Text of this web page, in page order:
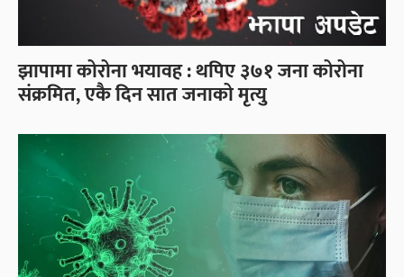
झापामा कोरोना भयावह : थपिए ३७१ जना कोरोना
संक्रमित, एकै दिन सात जनाको मृत्यु